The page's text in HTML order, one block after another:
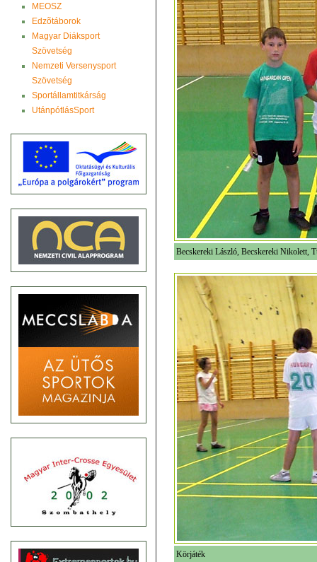
MEOSZ
Edzõtáborok
Magyar Diáksport
Szövetség
Nemzeti Versenysport
Szövetség
Sportállamtitkárság
UtánpótlásSport
Becskereki László, Becskereki Nikolett,
Körjáték